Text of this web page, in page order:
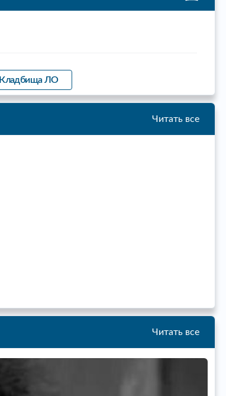
Кладбища ЛО
Читать все
Читать все